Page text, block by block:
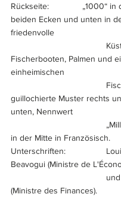
Rückseite:		„1000“ in den oberen
beiden Ecken und unten in
friedenvolle
Fischerbooten, Palmen und
einheimischen
guillochierte Muster rechts
unten, Nennwert
in der Mitte in Französisch.
Unterschriften:		Louis Lansana
Beavogui (Ministre de
(Ministre des Finances).